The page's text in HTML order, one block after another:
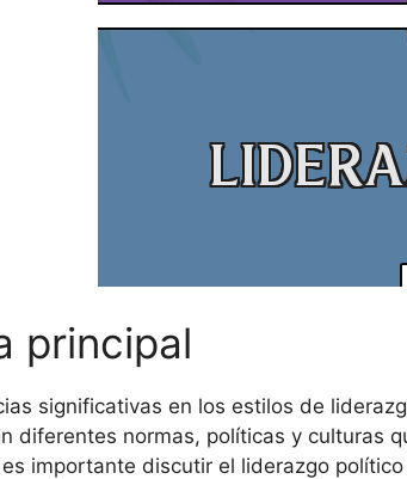
principal
significativas en los estilos de
diferentes normas, políticas y culturas
importante discutir el liderazgo